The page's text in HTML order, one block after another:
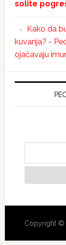
solite
Kako da
kuvanja? -
ojačavaju
Copyright ©